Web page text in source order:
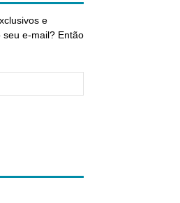
e
e-mail? Então